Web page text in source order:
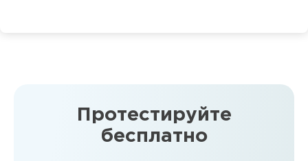
Протестируйте
бесплатно